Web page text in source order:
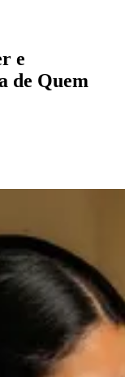
e
de Quem